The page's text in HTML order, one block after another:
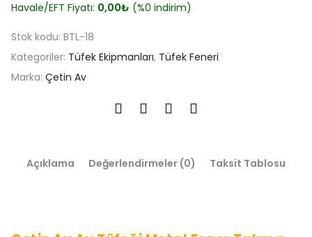
Havale/EFT Fiyatı: 0,00₺ (%0 indirim)
Stok kodu: BTL-18
Kategoriler: Tüfek Ekipmanları, Tüfek Feneri
Marka: Çetin Av
Açıklama Değerlendirmeler (0) Taksit Tablosu